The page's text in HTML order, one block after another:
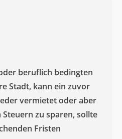
beruflich bedingten
Stadt, kann ein zuvor
vermietet oder aber
zu sparen, sollte
Fristen